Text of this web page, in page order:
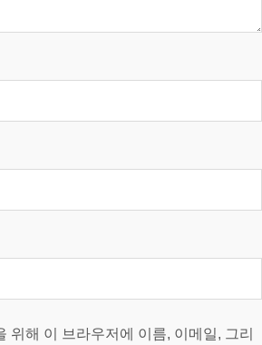
위해 이 브라우저에 이름, 이메일, 그리